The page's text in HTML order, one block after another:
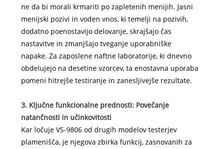
ne da bi morali krmariti po zapletenih menijih. Jasni
menijski pozivi in ​​voden vnos, ki temelji na pozivih,
dodatno poenostavijo delovanje, skrajšajo čas
nastavitve in zmanjšajo tveganje uporabniške
napake. Za zaposlene naftne laboratorije, ki dnevno
obdelujejo na desetine vzorcev, ta enostavna uporaba
pomeni hitrejše testiranje in zanesljivejše rezultate.
3. Ključne funkcionalne prednosti: Povečanje
natančnosti in učinkovitosti
Kar ločuje VS-9806 od drugih modelov testerjev
plamenišča, je njegova zbirka funkcij, zasnovanih za